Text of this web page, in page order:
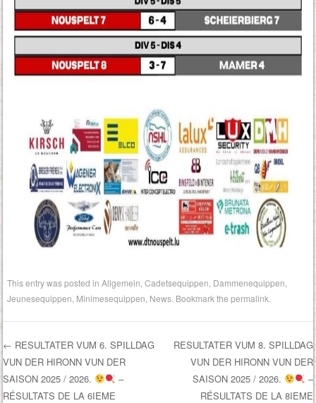
This entry was posted inAllgemein ,Cadetsequippen Dammenequippen
Jeunesequippen Minimesequippen News . Bookmark thepermalink
Post navigation
← RESULTATER VUM 6. SPILLDAG
VUN DER HIRONN VUN DER
SAISON 2025 / 2026.
–
RÉSULTATS DE LA 6IEME
RESULTATER VUM 8. SPILLDAG
VUN DER HIRONN VUN DER
SAISON 2025 / 2026.
–
RÉSULTATS DE LA 8IEME